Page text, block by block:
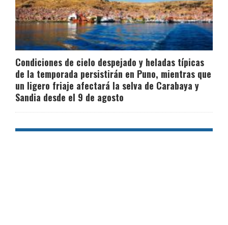
Condiciones de cielo despejado y heladas típicas
de la temporada persistirán en Puno, mientras que
un ligero friaje afectará la selva de Carabaya y
Sandia desde el 9 de agosto